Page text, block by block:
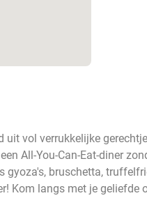
uit vol verrukkelijke
All-You-Can-Eat-diner
gyoza's, bruschetta,
Kom langs met je